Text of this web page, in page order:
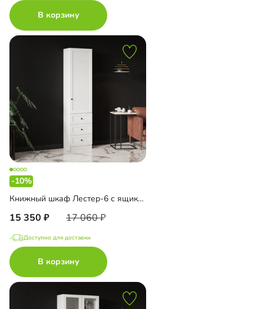
В корзину
-10%
Книжный шкаф Лестер-6 с ящиками
15 350 17 060
Доступно для доставки
В корзину